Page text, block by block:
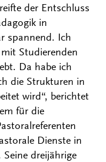
der Entschluss
in
spannend. Ich
Studierenden
Da habe ich
die Strukturen in
wird“, berichtet
für die
Dienste in
dreijährige